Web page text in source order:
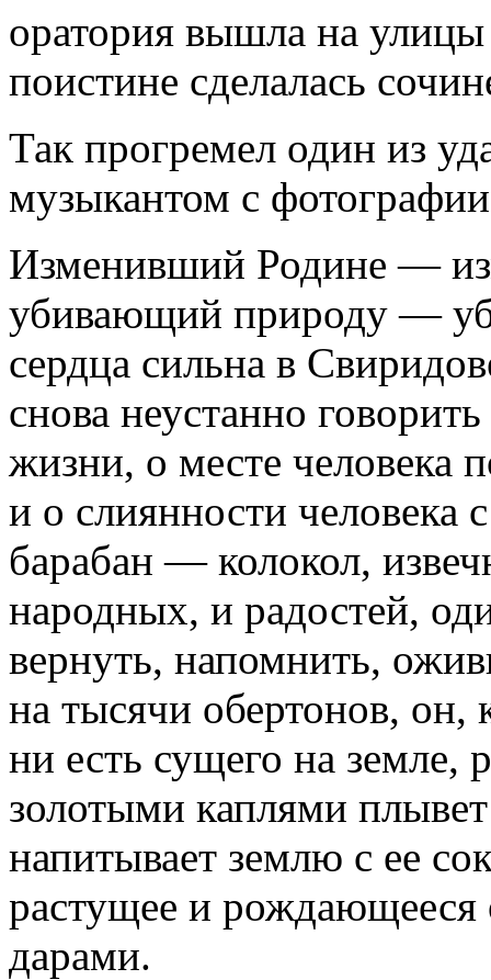
оратория вышла на
поистине сделалась
Так прогремел один из
музыкантом с
Изменивший Родине —
убивающий природу —
сердца сильна в
снова неустанно
жизни, о месте человека
и о слиянности человека
барабан — колокол,
народных, и радостей,
вернуть, напомнить,
на тысячи обертонов, он,
ни есть сущего на земле,
золотыми каплями
напитывает землю с ее
растущее и рождающееся
дарами.